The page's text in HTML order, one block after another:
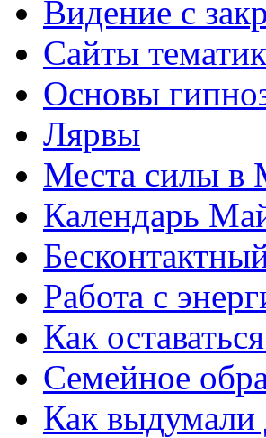
Видение с
Сайты
Основы
Лярвы
Места силы в
Календарь
Работа с
Как
Семейное
Как выдумали